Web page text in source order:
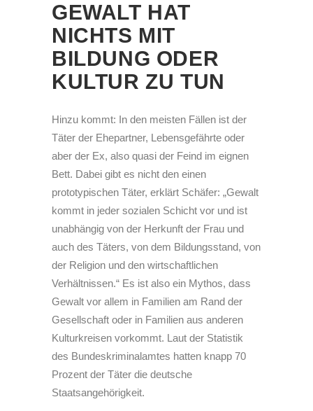
GEWALT HAT
NICHTS MIT
BILDUNG ODER
KULTUR ZU TUN
Hinzu kommt: In den meisten Fällen ist der
Täter der Ehepartner, Lebensgefährte oder
aber der Ex, also quasi der Feind im eignen
Bett. Dabei gibt es nicht den einen
prototypischen Täter, erklärt Schäfer: „Gewalt
kommt in jeder sozialen Schicht vor und ist
unabhängig von der Herkunft der Frau und
auch des Täters, von dem Bildungsstand, von
der Religion und den wirtschaftlichen
Verhältnissen.“ Es ist also ein Mythos, dass
Gewalt vor allem in Familien am Rand der
Gesellschaft oder in Familien aus anderen
Kulturkreisen vorkommt. Laut der Statistik
des Bundeskriminalamtes hatten knapp 70
Prozent der Täter die deutsche
Staatsangehörigkeit.